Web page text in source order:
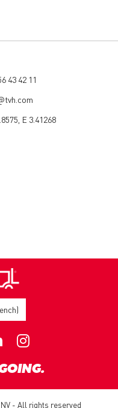
43 42 11
E 3.41268
- All rights reserved